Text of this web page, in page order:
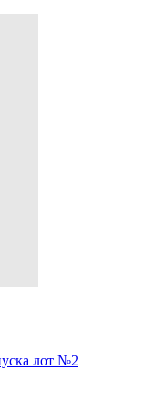
лот №2